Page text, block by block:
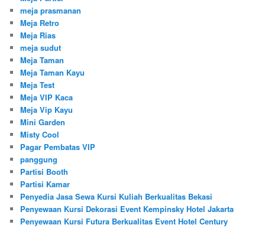
meja prasmanan
Meja Retro
Meja Rias
meja sudut
Meja Taman
Meja Taman Kayu
Meja Test
Meja VIP Kaca
Meja Vip Kayu
Mini Garden
Misty Cool
Pagar Pembatas VIP
panggung
Partisi Booth
Partisi Kamar
Penyedia Jasa Sewa Kursi Kuliah Berkualitas Bekasi
Penyewaan Kursi Dekorasi Event Kempinsky Hotel Jakarta
Penyewaan Kursi Futura Berkualitas Event Hotel Century